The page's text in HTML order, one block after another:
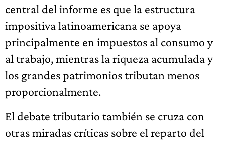
central del informe es que la estructura
impositiva latinoamericana se apoya
principalmente en impuestos al consumo y
al trabajo, mientras la riqueza acumulada y
los grandes patrimonios tributan menos
proporcionalmente.
El debate tributario también se cruza con
otras miradas críticas sobre el reparto del